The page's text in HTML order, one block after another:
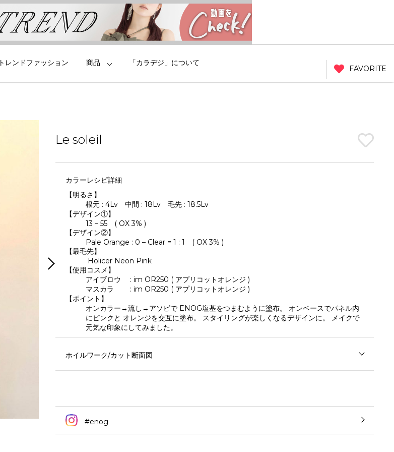
トレンドファッション 商品 「カラデジ」について
FAVORITE
Le soleil
カラーレシピ詳細
【明るさ】
根元 : 4Lv 中間 : 18Lv 毛先 : 18.5Lv
【デザイン①】
13 – 55 ( OX 3% )
【デザイン②】
Pale Orange : 0 – Clear = 1 : 1 ( OX 3% )
【最毛先】
Holicer Neon Pink
【使用コスメ】
アイブロウ : im OR250 ( アプリコットオレンジ )
マスカラ : im OR250 ( アプリコットオレンジ )
【ポイント】
オンカラー→流し→アソビで ENOG塩基をつまむように塗布。 オンベースでパネル内
にピンクと オレンジを交互に塗布。 スタイリングが楽しくなるデザインに。 メイクで
元気な印象にしてみました。
ホイルワーク/カット断面図
#enog